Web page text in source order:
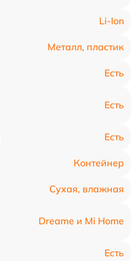
Li-Ion
Металл, пластик
Есть
Есть
Есть
Контейнер
Сухая, влажная
Dreame и Mi Home
Есть